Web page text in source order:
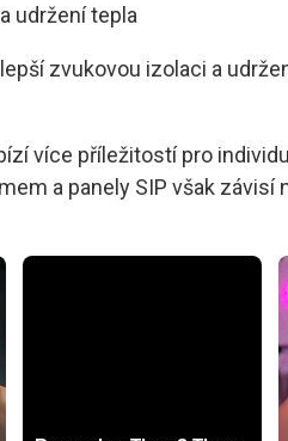
udržení tepla
zvukovou izolaci a
více příležitostí pro
a panely SIP však